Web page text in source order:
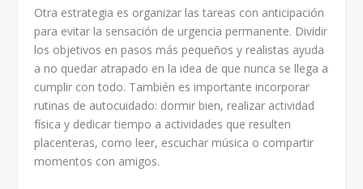
Otra estrategia es organizar las tareas con anticipación
para evitar la sensación de urgencia permanente. Dividir
los objetivos en pasos más pequeños y realistas ayuda
a no quedar atrapado en la idea de que nunca se llega a
cumplir con todo. También es importante incorporar
rutinas de autocuidado: dormir bien, realizar actividad
física y dedicar tiempo a actividades que resulten
placenteras, como leer, escuchar música o compartir
momentos con amigos.